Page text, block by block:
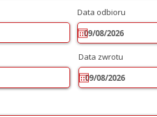
Data odbioru
e
i
d
Data zwrotu
e
i